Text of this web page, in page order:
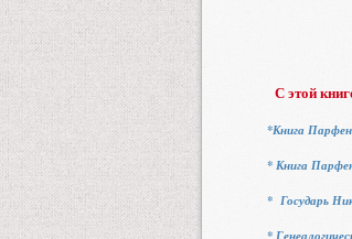
С этой
*Книга
* Книга
* Государь
*